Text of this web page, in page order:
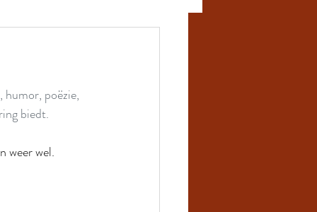
poëzie,
biedt.
weer wel.